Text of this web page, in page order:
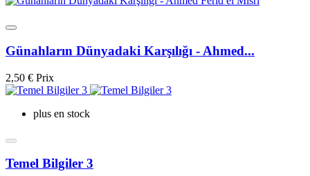
Günahların Dünyadaki Karşılığı - Ahmed...
2,50 € Prix
plus en stock
Temel Bilgiler 3